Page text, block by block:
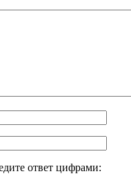
ответ цифрами: